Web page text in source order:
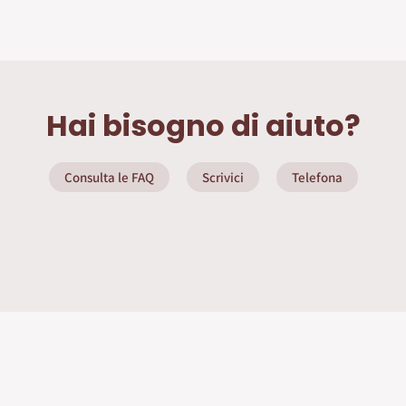
Hai bisogno di aiuto?
Consulta le FAQ Scrivici Telefona